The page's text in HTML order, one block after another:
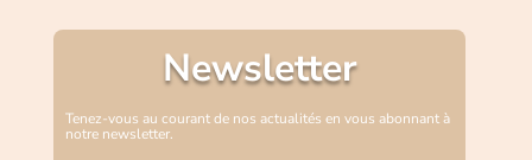
Newsletter
Tenez-vous au courant de nos actualités en vous abonnant à
notre newsletter.